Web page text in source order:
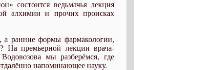
состоится ведьмачья лекция
алхимии и прочих происках
а ранние формы фармакологии,
На премьерной лекции врача-
мы разберёмся, где
напоминающее науку.